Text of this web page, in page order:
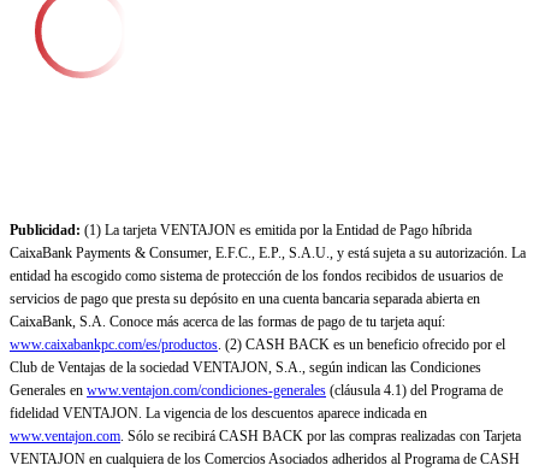
Publicidad: (1) La tarjeta VENTAJON es emitida por la Entidad de Pago híbrida
CaixaBank Payments & Consumer, E.F.C., E.P., S.A.U., y está sujeta a su autorización. La
entidad ha escogido como sistema de protección de los fondos recibidos de usuarios de
servicios de pago que presta su depósito en una cuenta bancaria separada abierta en
CaixaBank, S.A. Conoce más acerca de las formas de pago de tu tarjeta aquí:
www.caixabankpc.com/es/productos. (2) CASH BACK es un beneficio ofrecido por el
Club de Ventajas de la sociedad VENTAJON, S.A., según indican las Condiciones
Generales en www.ventajon.com/condiciones-generales (cláusula 4.1) del Programa de
fidelidad VENTAJON. La vigencia de los descuentos aparece indicada en
www.ventajon.com. Sólo se recibirá CASH BACK por las compras realizadas con Tarjeta
VENTAJON en cualquiera de los Comercios Asociados adheridos al Programa de CASH